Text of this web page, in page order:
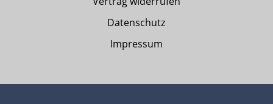
Datenschutz
Impressum